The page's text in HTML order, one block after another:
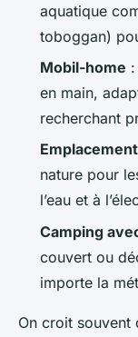
aquatique
toboggan)
Mobil-home
en main,
recherchant
nature pour
l’eau et à
Camping
couvert ou
importe la
On croit souvent